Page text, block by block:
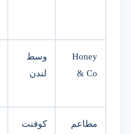
Honey
& Co
وسط
لندن
مطاعم كوفنت